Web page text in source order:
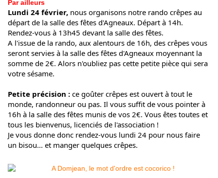
Par ailleurs
Lundi 24 février, nous organisons notre rando crêpes au
départ de la salle des fêtes d'Agneaux. Départ à 14h.
Rendez-vous à 13h45 devant la salle des fêtes.
A l'issue de la rando, aux alentours de 16h, des crêpes vous
seront servies à la salle des fêtes d'Agneaux moyennant la
somme de 2€. Alors n'oubliez pas cette petite pièce qui sera
votre sésame.
Petite précision : ce goûter crêpes est ouvert à tout le
monde, randonneur ou pas. Il vous suffit de vous pointer à
16h à la salle des fêtes munis de vos 2€. Vous êtes toutes et
tous les bienvenus, licenciés de l'association !
Je vous donne donc rendez-vous lundi 24 pour nous faire
un bisou... et manger quelques crêpes.